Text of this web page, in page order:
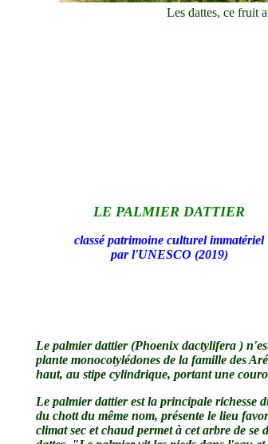
Les dattes, ce fruit
LE PALMIER DATTIER
classé patrimoine culturel immatériel
par l'UNESCO (2019)
Le palmier dattier (Phoenix dactylifera )
plante monocotylédones de la famille des
haut, au stipe cylindrique, portant une
Le palmier dattier est la principale richesse
du chott du même nom, présente le lieu
climat sec et chaud permet à cet arbre de se